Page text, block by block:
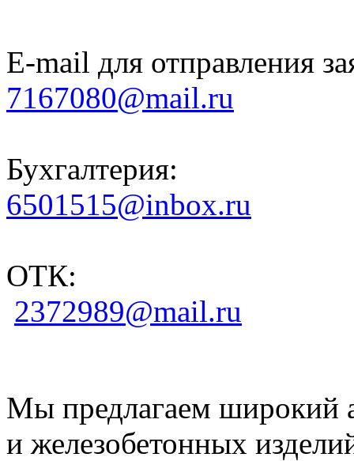
E-mail для отправления
7167080@mail.ru
Бухгалтерия:
6501515@inbox.ru
ОТК:
2372989@mail.ru
Мы предлагаем широкий
и железобетонных